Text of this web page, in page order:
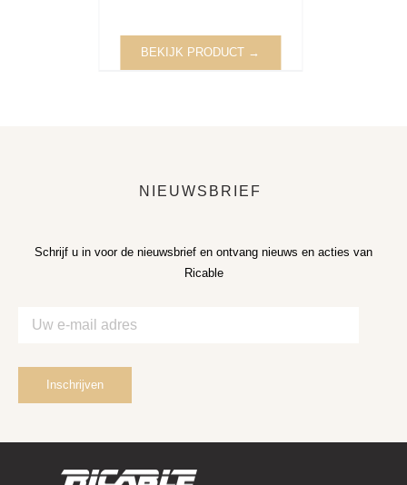
BEKIJK PRODUCT →
NIEUWSBRIEF
Schrijf u in voor de nieuwsbrief en ontvang nieuws en acties van
Ricable